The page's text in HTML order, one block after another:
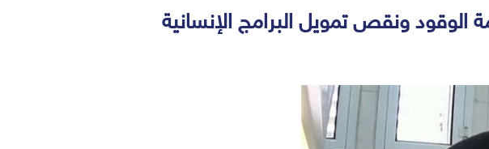
ونقص تمويل البرامج الإنسانية